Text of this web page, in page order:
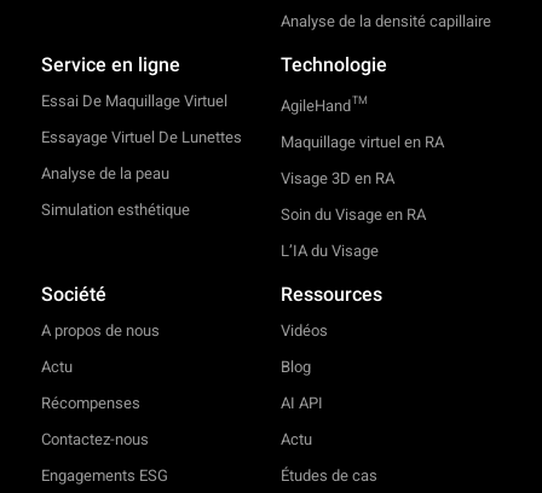
Analyse de la densité capillaire
Service en ligne
Essai De Maquillage Virtuel
Essayage Virtuel De Lunettes
Analyse de la peau
Simulation esthétique
Technologie
AgileHandTM
Maquillage virtuel en RA
Visage 3D en RA
Soin du Visage en RA
L’IA du Visage
Société
A propos de nous
Actu
Récompenses
Contactez-nous
Engagements ESG
Ressources
Vidéos
Blog
AI API
Actu
Études de cas